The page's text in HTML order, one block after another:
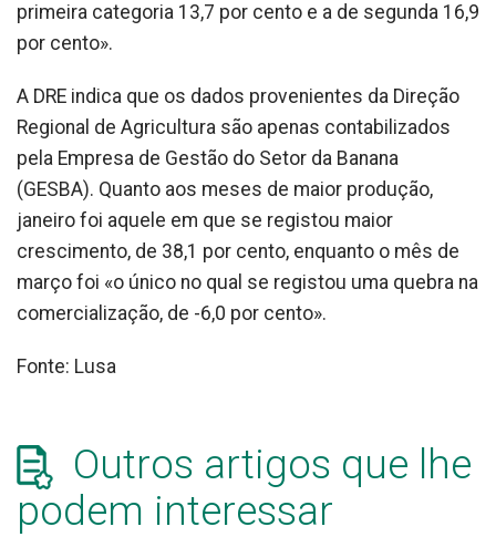
primeira categoria 13,7 por cento e a de segunda 16,9
por cento».
A DRE indica que os dados provenientes da Direção
Regional de Agricultura são apenas contabilizados
pela Empresa de Gestão do Setor da Banana
(GESBA). Quanto aos meses de maior produção,
janeiro foi aquele em que se registou maior
crescimento, de 38,1 por cento, enquanto o mês de
março foi «o único no qual se registou uma quebra na
comercialização, de -6,0 por cento».
Fonte: Lusa
Outros artigos que lhe
podem interessar